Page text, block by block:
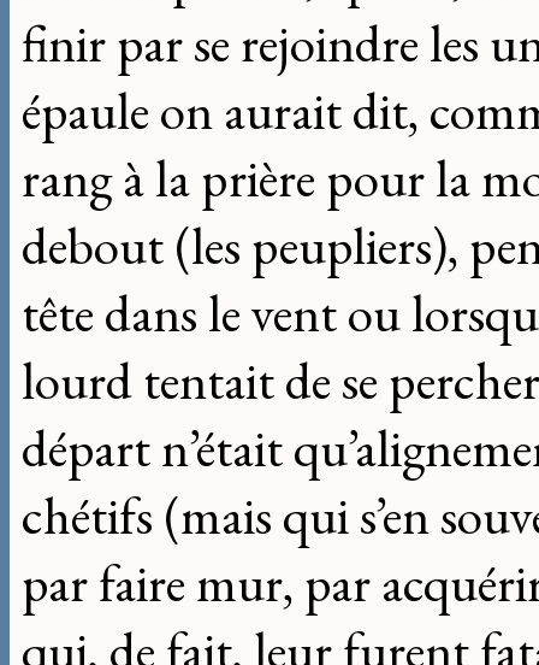
finir par se rejoindre les
épaule on aurait dit,
rang à la prière pour la
debout (les peupliers),
tête dans le vent ou
lourd tentait de se
départ n’était
chétifs (mais qui s’en
par faire mur, par
qui, de fait, leur furent